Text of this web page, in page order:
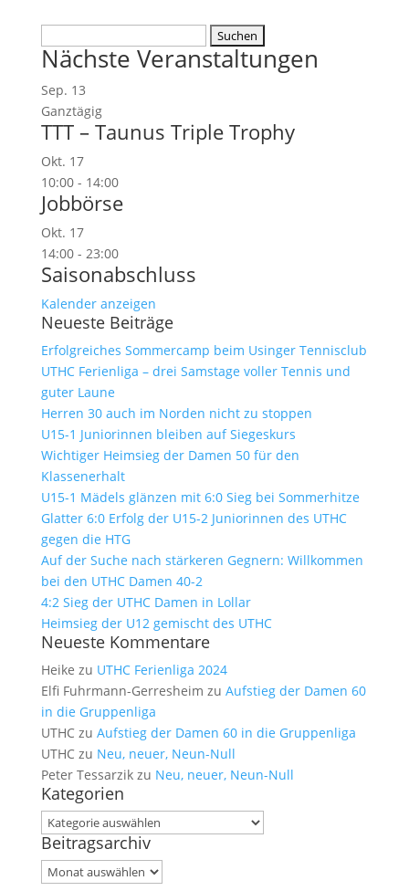
nach:
Nächste Veranstaltungen
Sep. 13
Ganztägig
TTT – Taunus Triple Trophy
Okt. 17
10:00- 14:00
Jobbörse
Okt. 17
14:00- 23:00
Saisonabschluss
Kalender anzeigen
Neueste Beiträge
Erfolgreiches Sommercamp beim Usinger Tennisclub
UTHC Ferienliga – drei Samstage voller Tennis und
guter Laune
Herren 30 auch im Norden nicht zu stoppen
U15-1 Juniorinnen bleiben auf Siegeskurs
Wichtiger Heimsieg der Damen 50 für den
Klassenerhalt
U15-1 Mädels glänzen mit 6:0 Sieg bei Sommerhitze
Glatter 6:0 Erfolg der U15-2 Juniorinnen des UTHC
gegen die HTG
Auf der Suche nach stärkeren Gegnern: Willkommen
bei den UTHC Damen 40-2
4:2 Sieg der UTHC Damen in Lollar
Heimsieg der U12 gemischt des UTHC
Neueste Kommentare
Heike zu UTHC Ferienliga 2024
Elfi Fuhrmann-Gerresheim zu Aufstieg der Damen 60
in die Gruppenliga
UTHCzu Aufstieg der Damen 60 in die Gruppenliga
UTHCzu Neu, neuer, Neun-Null
Peter Tessarzikzu Neu, neuer, Neun-Null
Kategorien
Kategorien
Beitragsarchiv
Beitragsarchiv